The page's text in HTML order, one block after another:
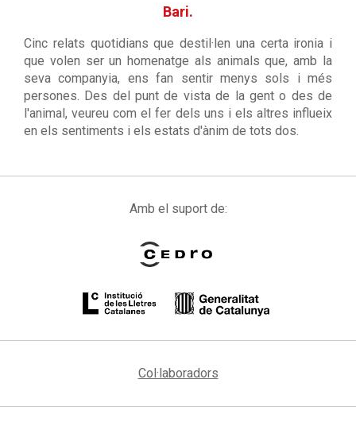
Bari.
Cinc relats quotidians que destil·len una certa ironia i
que volen ser un homenatge als animals que, amb la
seva companyia, ens fan sentir menys sols i més
persones. Des del punt de vista de la gent o des de
l'animal, veureu com el fer dels uns i els altres influeix
en els sentiments i els estats d'ànim de tots dos.
Amb el suport de:
Col·laboradors